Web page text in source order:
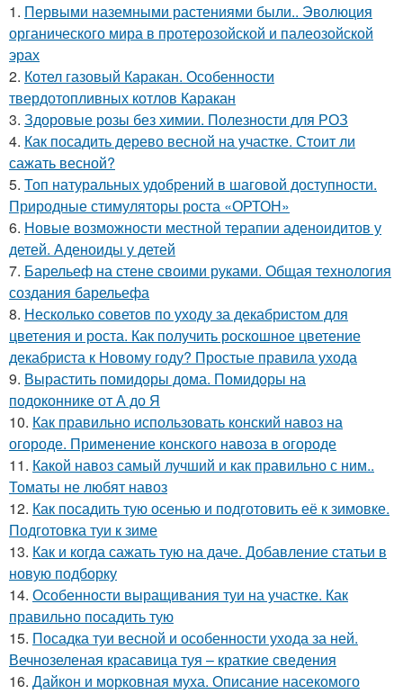
1. Первыми наземными растениями были.. Эволюция
органического мира в протерозойской и палеозойской
эрах
2. Котел газовый Каракан. Особенности
твердотопливных котлов Каракан
3. Здоровые розы без химии. Полезности для РОЗ
4. Как посадить дерево весной на участке. Стоит ли
сажать весной?
5. Топ натуральных удобрений в шаговой доступности.
Природные стимуляторы роста «ОРТОН»
6. Новые возможности местной терапии аденоидитов у
детей. Аденоиды у детей
7. Барельеф на стене своими руками. Общая технология
создания барельефа
8. Несколько советов по уходу за декабристом для
цветения и роста. Как получить роскошное цветение
декабриста к Новому году? Простые правила ухода
9. Вырастить помидоры дома. Помидоры на
подоконнике от А до Я
10. Как правильно использовать конский навоз на
огороде. Применение конского навоза в огороде
11. Какой навоз самый лучший и как правильно с ним..
Томаты не любят навоз
12. Как посадить тую осенью и подготовить её к зимовке.
Подготовка туи к зиме
13. Как и когда сажать тую на даче. Добавление статьи в
новую подборку
14. Особенности выращивания туи на участке. Как
правильно посадить тую
15. Посадка туи весной и особенности ухода за ней.
Вечнозеленая красавица туя – краткие сведения
16. Дайкон и морковная муха. Описание насекомого